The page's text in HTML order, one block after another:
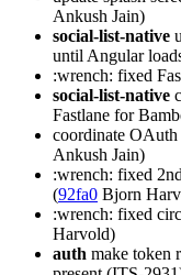
Ankush Jain)
social-list-native
until Angular
:wrench: fixed
social-list-native
Fastlane for
coordinate
Ankush Jain)
:wrench: fixed
(92fa0 Bjorn
:wrench: fixed
Harvold)
auth make token